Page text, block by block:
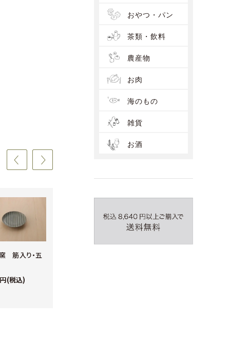
おやつ・パン
茶類・飲料
農産物
お肉
海のもの
雑貨
お酒
筋入り・五
(税込)